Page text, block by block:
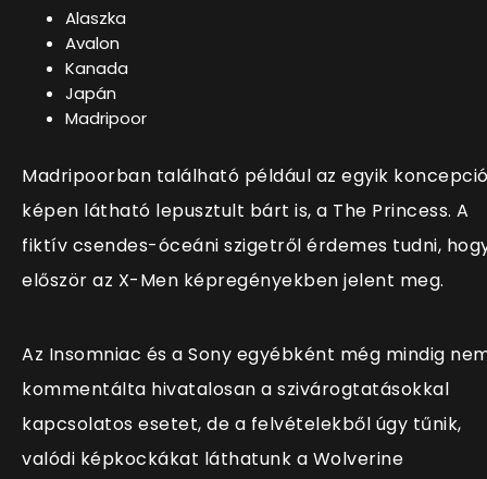
Alaszka
Avalon
Kanada
Japán
Madripoor
Madripoorban található például az egyik
képen látható lepusztult bárt is, a The Princess. A
fiktív csendes-óceáni szigetről érdemes tudni,
először az X-Men képregényekben jelent meg.
Az Insomniac és a Sony egyébként még mindig
kommentálta hivatalosan a szivárogtatásokkal
kapcsolatos esetet, de a felvételekből úgy tűnik,
valódi képkockákat láthatunk a Wolverine